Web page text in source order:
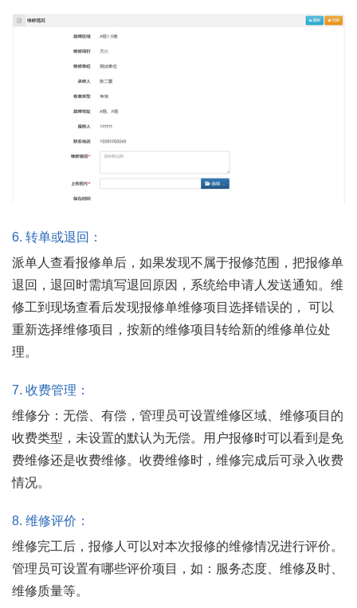
6. 转单或退回：
派单人查看报修单后，如果发现不属于报修范围，把报修单
退回，退回时需填写退回原因，系统给申请人发送通知。维
修工到现场查看后发现报修单维修项目选择错误的， 可以
重新选择维修项目，按新的维修项目转给新的维修单位处
理。
7. 收费管理：
维修分：无偿、有偿，管理员可设置维修区域、维修项目的
收费类型，未设置的默认为无偿。用户报修时可以看到是免
费维修还是收费维修。收费维修时，维修完成后可录入收费
情况。
8. 维修评价：
维修完工后，报修人可以对本次报修的维修情况进行评价。
管理员可设置有哪些评价项目，如：服务态度、维修及时、
维修质量等。